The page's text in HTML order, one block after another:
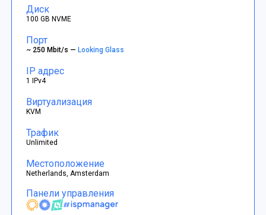
Диск
100 GB NVME
Порт
~ 250 Mbit/s —Looking Glass
IP адрес
1 IPv4
Виртуализация
KVM
Трафик
Unlimited
Местоположение
Netherlands, Amsterdam
Панели управления